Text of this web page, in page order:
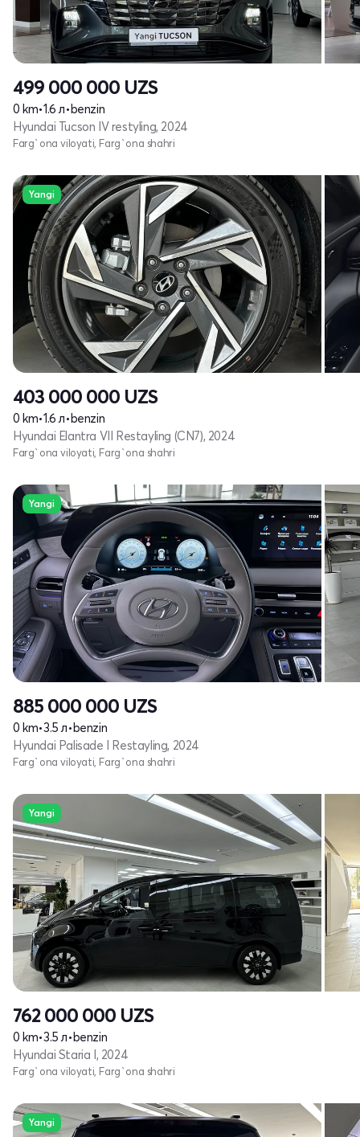
499 000 000 UZS
0 km•1.6 л•benzin
Hyundai Tucson IV restyling, 2024
Farg`ona viloyati, Farg`ona shahri
Yangi
403 000 000 UZS
0 km•1.6 л•benzin
Hyundai Elantra VII Restayling (CN7), 2024
Farg`ona viloyati, Farg`ona shahri
Yangi
885 000 000 UZS
0 km•3.5 л•benzin
Hyundai Palisade I Restayling, 2024
Farg`ona viloyati, Farg`ona shahri
Yangi
762 000 000 UZS
0 km•3.5 л•benzin
Hyundai Staria I, 2024
Farg`ona viloyati, Farg`ona shahri
Yangi